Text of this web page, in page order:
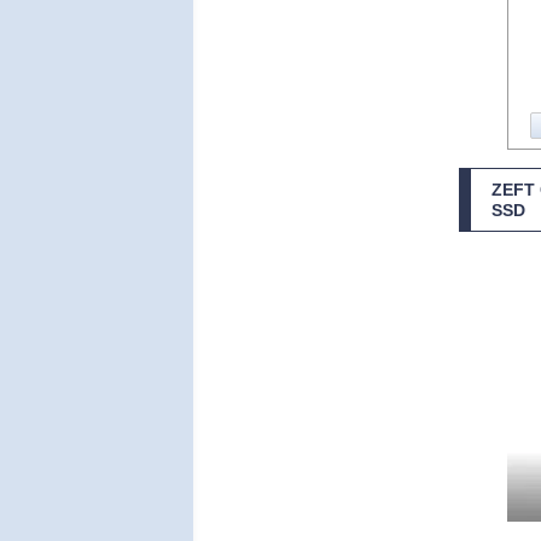
ZEFT
SSD